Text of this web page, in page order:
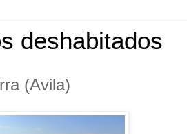
deshabitados
(Avila)